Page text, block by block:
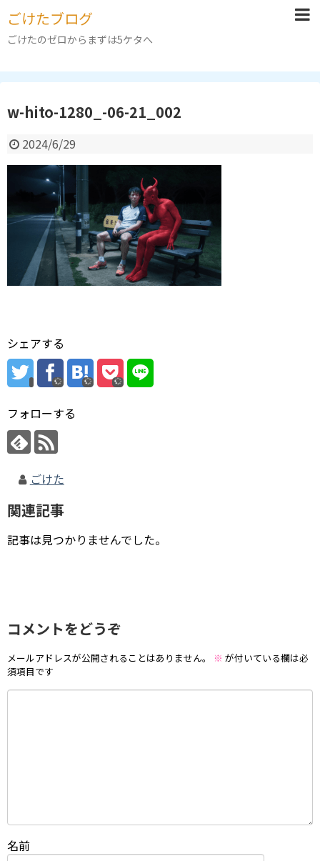
ごけたブログ
ごけたのゼロからまずは5ケタへ
w-hito-1280_-06-21_002
2024/6/29
シェアする
フォローする
ごけた
関連記事
記事は見つかりませんでした。
コメントをどうぞ
メールアドレスが公開されることはありません。 ※ が付いている欄は必
須項目です
名前